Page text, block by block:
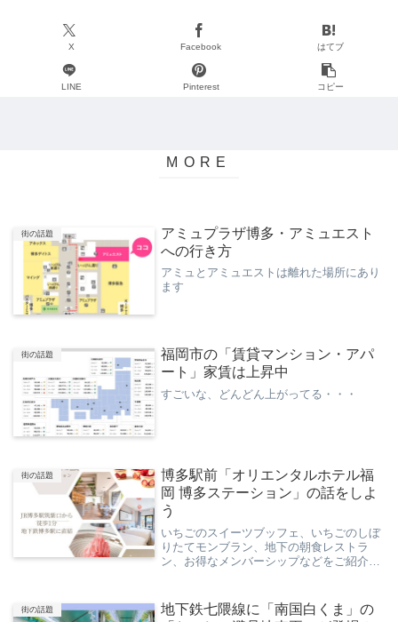
X Facebook はてブ
LINE Pinterest コピー
街の話題
アミュプラザ博多・アミュエスト
への行き方
アミュとアミュエストは離れた場所にあり
ます
街の話題
福岡市の「賃貸マンション・アパ
ート」家賃は上昇中
すごいな、どんどん上がってる・・・
街の話題
博多駅前「オリエンタルホテル福
岡 博多ステーション」の話をしよ
う
いちごのスイーツブッフェ、いちごのしぼ
りたてモンブラン、地下の朝食レストラ
ン、お得なメンバーシップなどをご紹介し
街の話題
地下鉄七隈線に「南国白くま」の